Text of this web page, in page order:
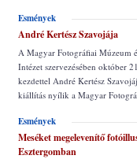
Esmények
André Kertész Szavojája
A Magyar Fotográfiai Múzeum
Intézet szervezésében október
kezdettel André Kertész
kiállítás nyílik a Magyar
Esmények
Meséket megelevenítő
Esztergomban